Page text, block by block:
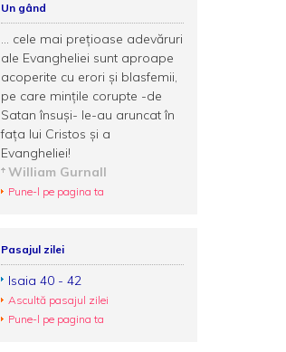
Un gând
... cele mai prețioase adevăruri
ale Evangheliei sunt aproape
acoperite cu erori și blasfemii,
pe care mințile corupte -de
Satan însuși- le-au aruncat în
fața lui Cristos și a
Evangheliei!
William Gurnall
Pune-l pe pagina ta
Pasajul zilei
Isaia 40 - 42
Ascultă pasajul zilei
Pune-l pe pagina ta